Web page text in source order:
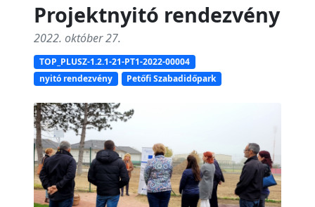
Projektnyitó rendezvény
2022. október 27.
TOP_PLUSZ-1.2.1-21-PT1-2022-00004
nyitó rendezvény
Petőfi Szabadidőpark